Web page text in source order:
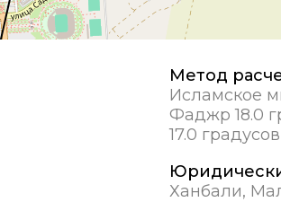
Метод
Исламское
Фаджр 18.0
17.0 градусов
Ханбали,